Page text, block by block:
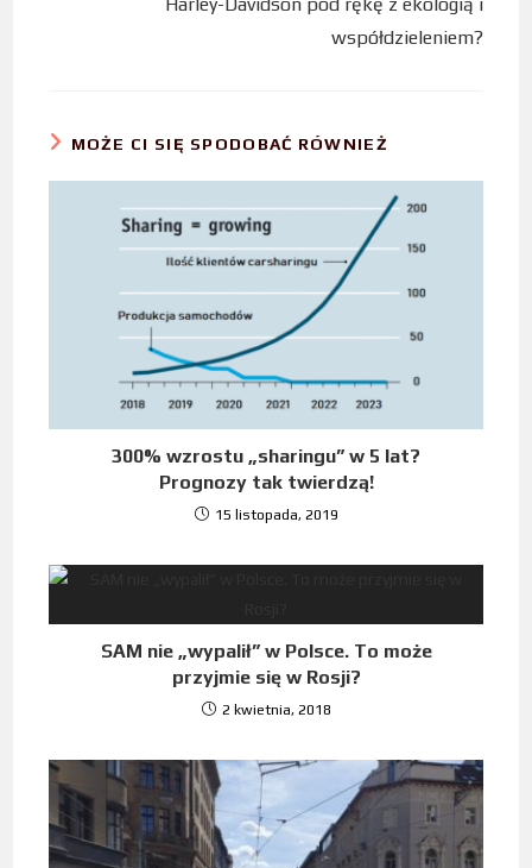
współdzieleniem?
MOŻE CI SIĘ SPODOBAĆ RÓWNIEŻ
300% wzrostu „sharingu” w 5 lat?
Prognozy tak twierdzą!
15 listopada, 2019
SAM nie „wypalił” w Polsce. To może
przyjmie się w Rosji?
2 kwietnia, 2018